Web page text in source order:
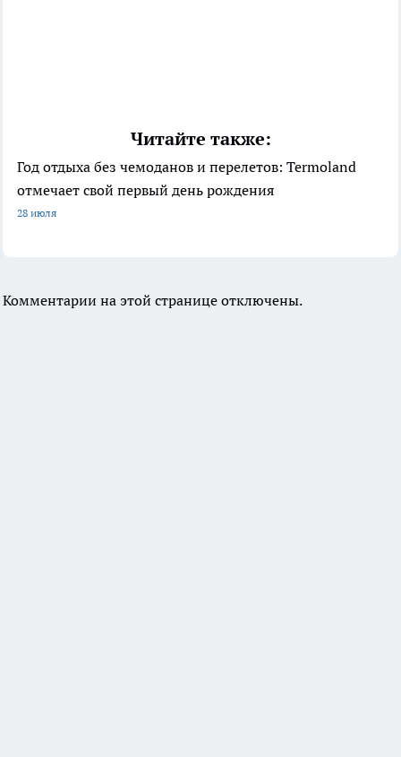
Читайте также:
Год отдыха без чемоданов и перелетов: Termoland
отмечает свой первый день рождения
28 июля
Комментарии на этой странице отключены.